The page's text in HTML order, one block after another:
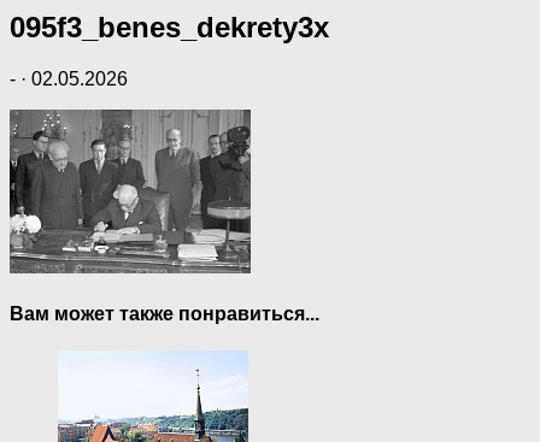
095f3_benes_dekrety3x
- · 02.05.2026
Вам может также понравиться...